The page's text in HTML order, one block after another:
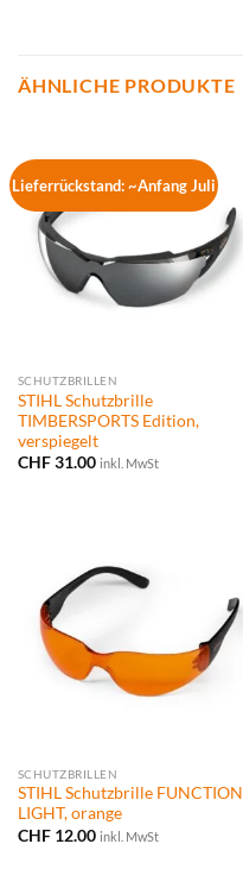
ÄHNLICHE PRODUKTE
Lieferrückstand: ~Anfang Juli
SCHUTZBRILLEN
STIHL Schutzbrille
TIMBERSPORTS Edition,
verspiegelt
CHF31.00 inkl. MwSt
SCHUTZBRILLEN
STIHL Schutzbrille FUNCTION
LIGHT, orange
CHF12.00 inkl. MwSt